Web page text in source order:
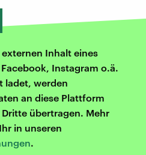
Inhalt eines
Instagram o.ä.
ladet, werden
an diese Plattform
übertragen. Mehr
in unseren
.